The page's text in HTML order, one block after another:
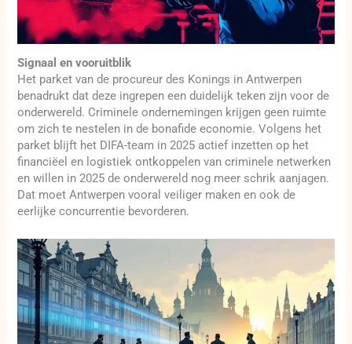
Signaal en vooruitblik
Het parket van de procureur des Konings in Antwerpen
benadrukt dat deze ingrepen een duidelijk teken zijn voor de
onderwereld. Criminele ondernemingen krijgen geen ruimte
om zich te nestelen in de bonafide economie. Volgens het
parket blijft het DIFA-team in 2025 actief inzetten op het
financiëel en logistiek ontkoppelen van criminele netwerken
en willen in 2025 de onderwereld nog meer schrik aanjagen.
Dat moet Antwerpen vooral veiliger maken en ook de
eerlijke concurrentie bevorderen.